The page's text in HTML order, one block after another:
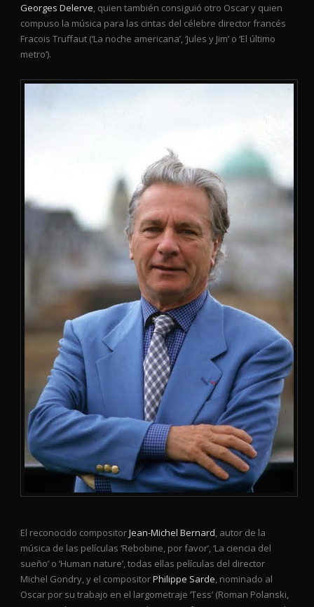
Georges Delerve, quien también consiguió otro Oscar y quien
compuso la música para las cintas del célebre director francés
Fracois Truffaut (‘La noche americana’, ‘Jules y Jim’ o ‘El último
metro’).
El reconocido compositorJean-Michel Bernard, autor de la
música de las películas ‘Rebobine, por favor’, ‘La ciencia del
sueño’ o ‘Human nature’, todas ellas películas del director
Michel Gondry, y el compositorPhilippe Sarde, nominado al
Oscar por su trabajo en el largometraje ‘Tess’ (Roman Polanski,